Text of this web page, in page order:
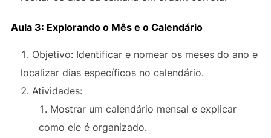
Aula 3: Explorando o Mês e o Calendário
Objetivo: Identificar e nomear os meses do ano e
localizar dias específicos no calendário.
Atividades:
Mostrar um calendário mensal e explicar
como ele é organizado.